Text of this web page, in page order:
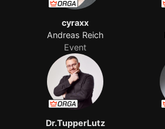
cyraxx
Andreas Reich
Event
Dr.TupperLutz